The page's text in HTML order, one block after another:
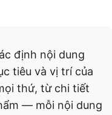
định nội dung
tiêu và vị trí của
thứ, từ chi tiết
— mỗi nội dung